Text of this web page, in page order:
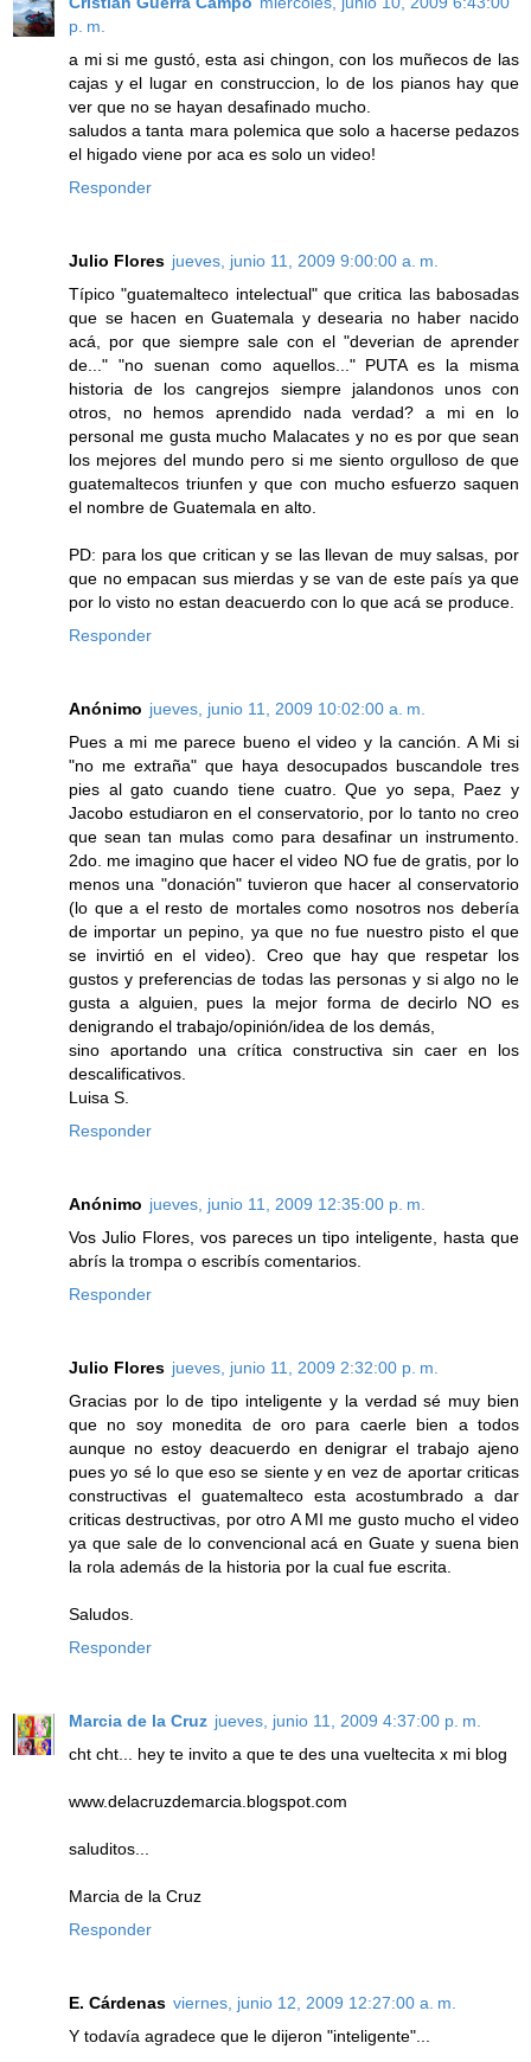
p. m.
a mi si me gustó, esta asi chingon, con los muñecos de las
cajas y el lugar en construccion, lo de los pianos hay que
ver que no se hayan desafinado mucho.
saludos a tanta mara polemica que solo a hacerse pedazos
el higado viene por aca es solo un video!
Responder
Julio Flores jueves, junio 11, 2009 9:00:00 a. m.
Típico "guatemalteco intelectual" que critica las babosadas
que se hacen en Guatemala y desearia no haber nacido
acá, por que siempre sale con el "deverian de aprender
de..." "no suenan como aquellos..." PUTA es la misma
historia de los cangrejos siempre jalandonos unos con
otros, no hemos aprendido nada verdad? a mi en lo
personal me gusta mucho Malacates y no es por que sean
los mejores del mundo pero si me siento orgulloso de que
guatemaltecos triunfen y que con mucho esfuerzo saquen
el nombre de Guatemala en alto.
PD: para los que critican y se las llevan de muy salsas, por
que no empacan sus mierdas y se van de este país ya que
por lo visto no estan deacuerdo con lo que acá se produce.
Responder
Anónimo jueves, junio 11, 2009 10:02:00 a. m.
Pues a mi me parece bueno el video y la canción. A Mi si
"no me extraña" que haya desocupados buscandole tres
pies al gato cuando tiene cuatro. Que yo sepa, Paez y
Jacobo estudiaron en el conservatorio, por lo tanto no creo
que sean tan mulas como para desafinar un instrumento.
2do. me imagino que hacer el video NO fue de gratis, por lo
menos una "donación" tuvieron que hacer al conservatorio
(lo que a el resto de mortales como nosotros nos debería
de importar un pepino, ya que no fue nuestro pisto el que
se invirtió en el video). Creo que hay que respetar los
gustos y preferencias de todas las personas y si algo no le
gusta a alguien, pues la mejor forma de decirlo NO es
denigrando el trabajo/opinión/idea de los demás,
sino aportando una crítica constructiva sin caer en los
descalificativos.
Luisa S.
Responder
Anónimo jueves, junio 11, 2009 12:35:00 p. m.
Vos Julio Flores, vos pareces un tipo inteligente, hasta que
abrís la trompa o escribís comentarios.
Responder
Julio Flores jueves, junio 11, 2009 2:32:00 p. m.
Gracias por lo de tipo inteligente y la verdad sé muy bien
que no soy monedita de oro para caerle bien a todos
aunque no estoy deacuerdo en denigrar el trabajo ajeno
pues yo sé lo que eso se siente y en vez de aportar criticas
constructivas el guatemalteco esta acostumbrado a dar
criticas destructivas, por otro A MI me gusto mucho el video
ya que sale de lo convencional acá en Guate y suena bien
la rola además de la historia por la cual fue escrita.
Saludos.
Responder
Marcia de la Cruz jueves, junio 11, 2009 4:37:00 p. m.
cht cht... hey te invito a que te des una vueltecita x mi blog
www.delacruzdemarcia.blogspot.com
saluditos...
Marcia de la Cruz
Responder
E. Cárdenas viernes, junio 12, 2009 12:27:00 a. m.
Y todavía agradece que le dijeron "inteligente"...